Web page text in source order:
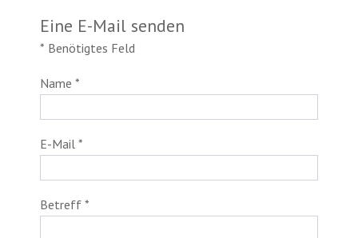
Eine E-Mail senden
* Benötigtes Feld
Name *
E-Mail *
Betreff *